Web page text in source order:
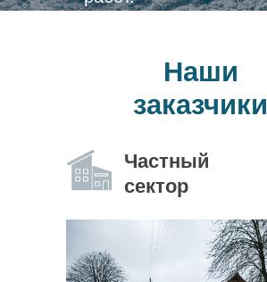
Наши
заказчики
Частный
сектор